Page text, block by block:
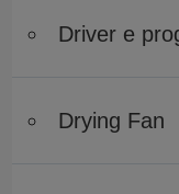
Driver e
Drying Fan